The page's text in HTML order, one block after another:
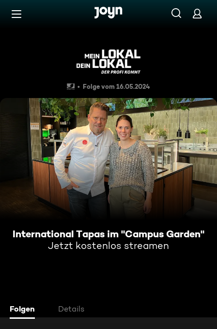
Zum Inhalt springen
International Tapas im
Folge vom 16.05.2024
International Tapas im "Campus Garden"
Jetzt kostenlos streamen
Folgen Details